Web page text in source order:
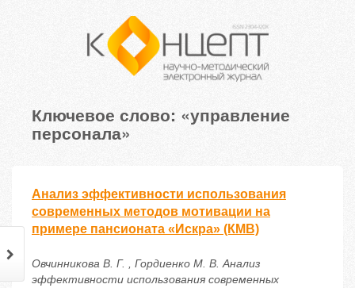
Ключевое слово: «управление
персонала»
Анализ эффективности использования
современных методов мотивации на
примере пансионата «Искра» (КМВ)
Овчинникова В. Г. , Гордиенко М. В. Анализ
эффективности использования современных